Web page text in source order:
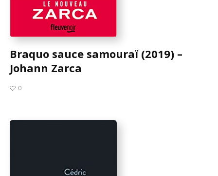
Braquo sauce samouraï (2019) –
Johann Zarca
0